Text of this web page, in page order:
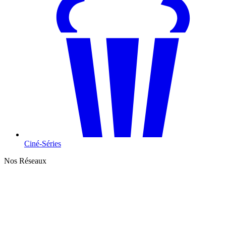
Ciné-Séries
Nos Réseaux